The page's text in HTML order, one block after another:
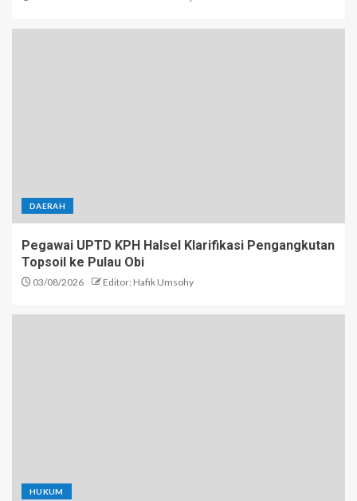
DAERAH
Pegawai UPTD KPH Halsel Klarifikasi Pengangkutan
Topsoil ke Pulau Obi
03/08/2026 Editor: Hafik Umsohy
HUKUM